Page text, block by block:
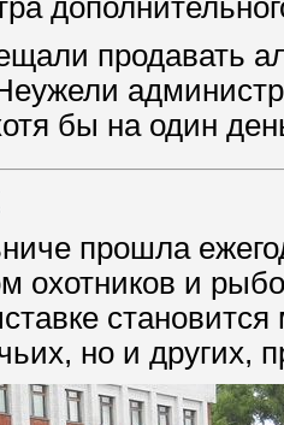
продавать
бы на один
прошла
охотников и
но и других,